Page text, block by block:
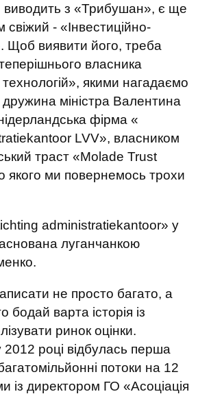
виводить з «Трибушан», є ще
свіжий - «Інвестиційно-
Щоб виявити його, треба
власника
якими нагадаємо
міністра Валентина
фірма «
LVV», власником
траст «Molade Trust
якого ми повернемось трохи
administratiekantoor» у
луганчанкою
не просто багато, а
бодай варта історія із
ринок оцінки.
році відбулась перша
потоки на 12
із директором ГО «Асоціація